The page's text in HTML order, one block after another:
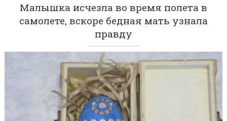
Малышка исчезла во время полета в
самолете, вскоре бедная мать узнала
правду